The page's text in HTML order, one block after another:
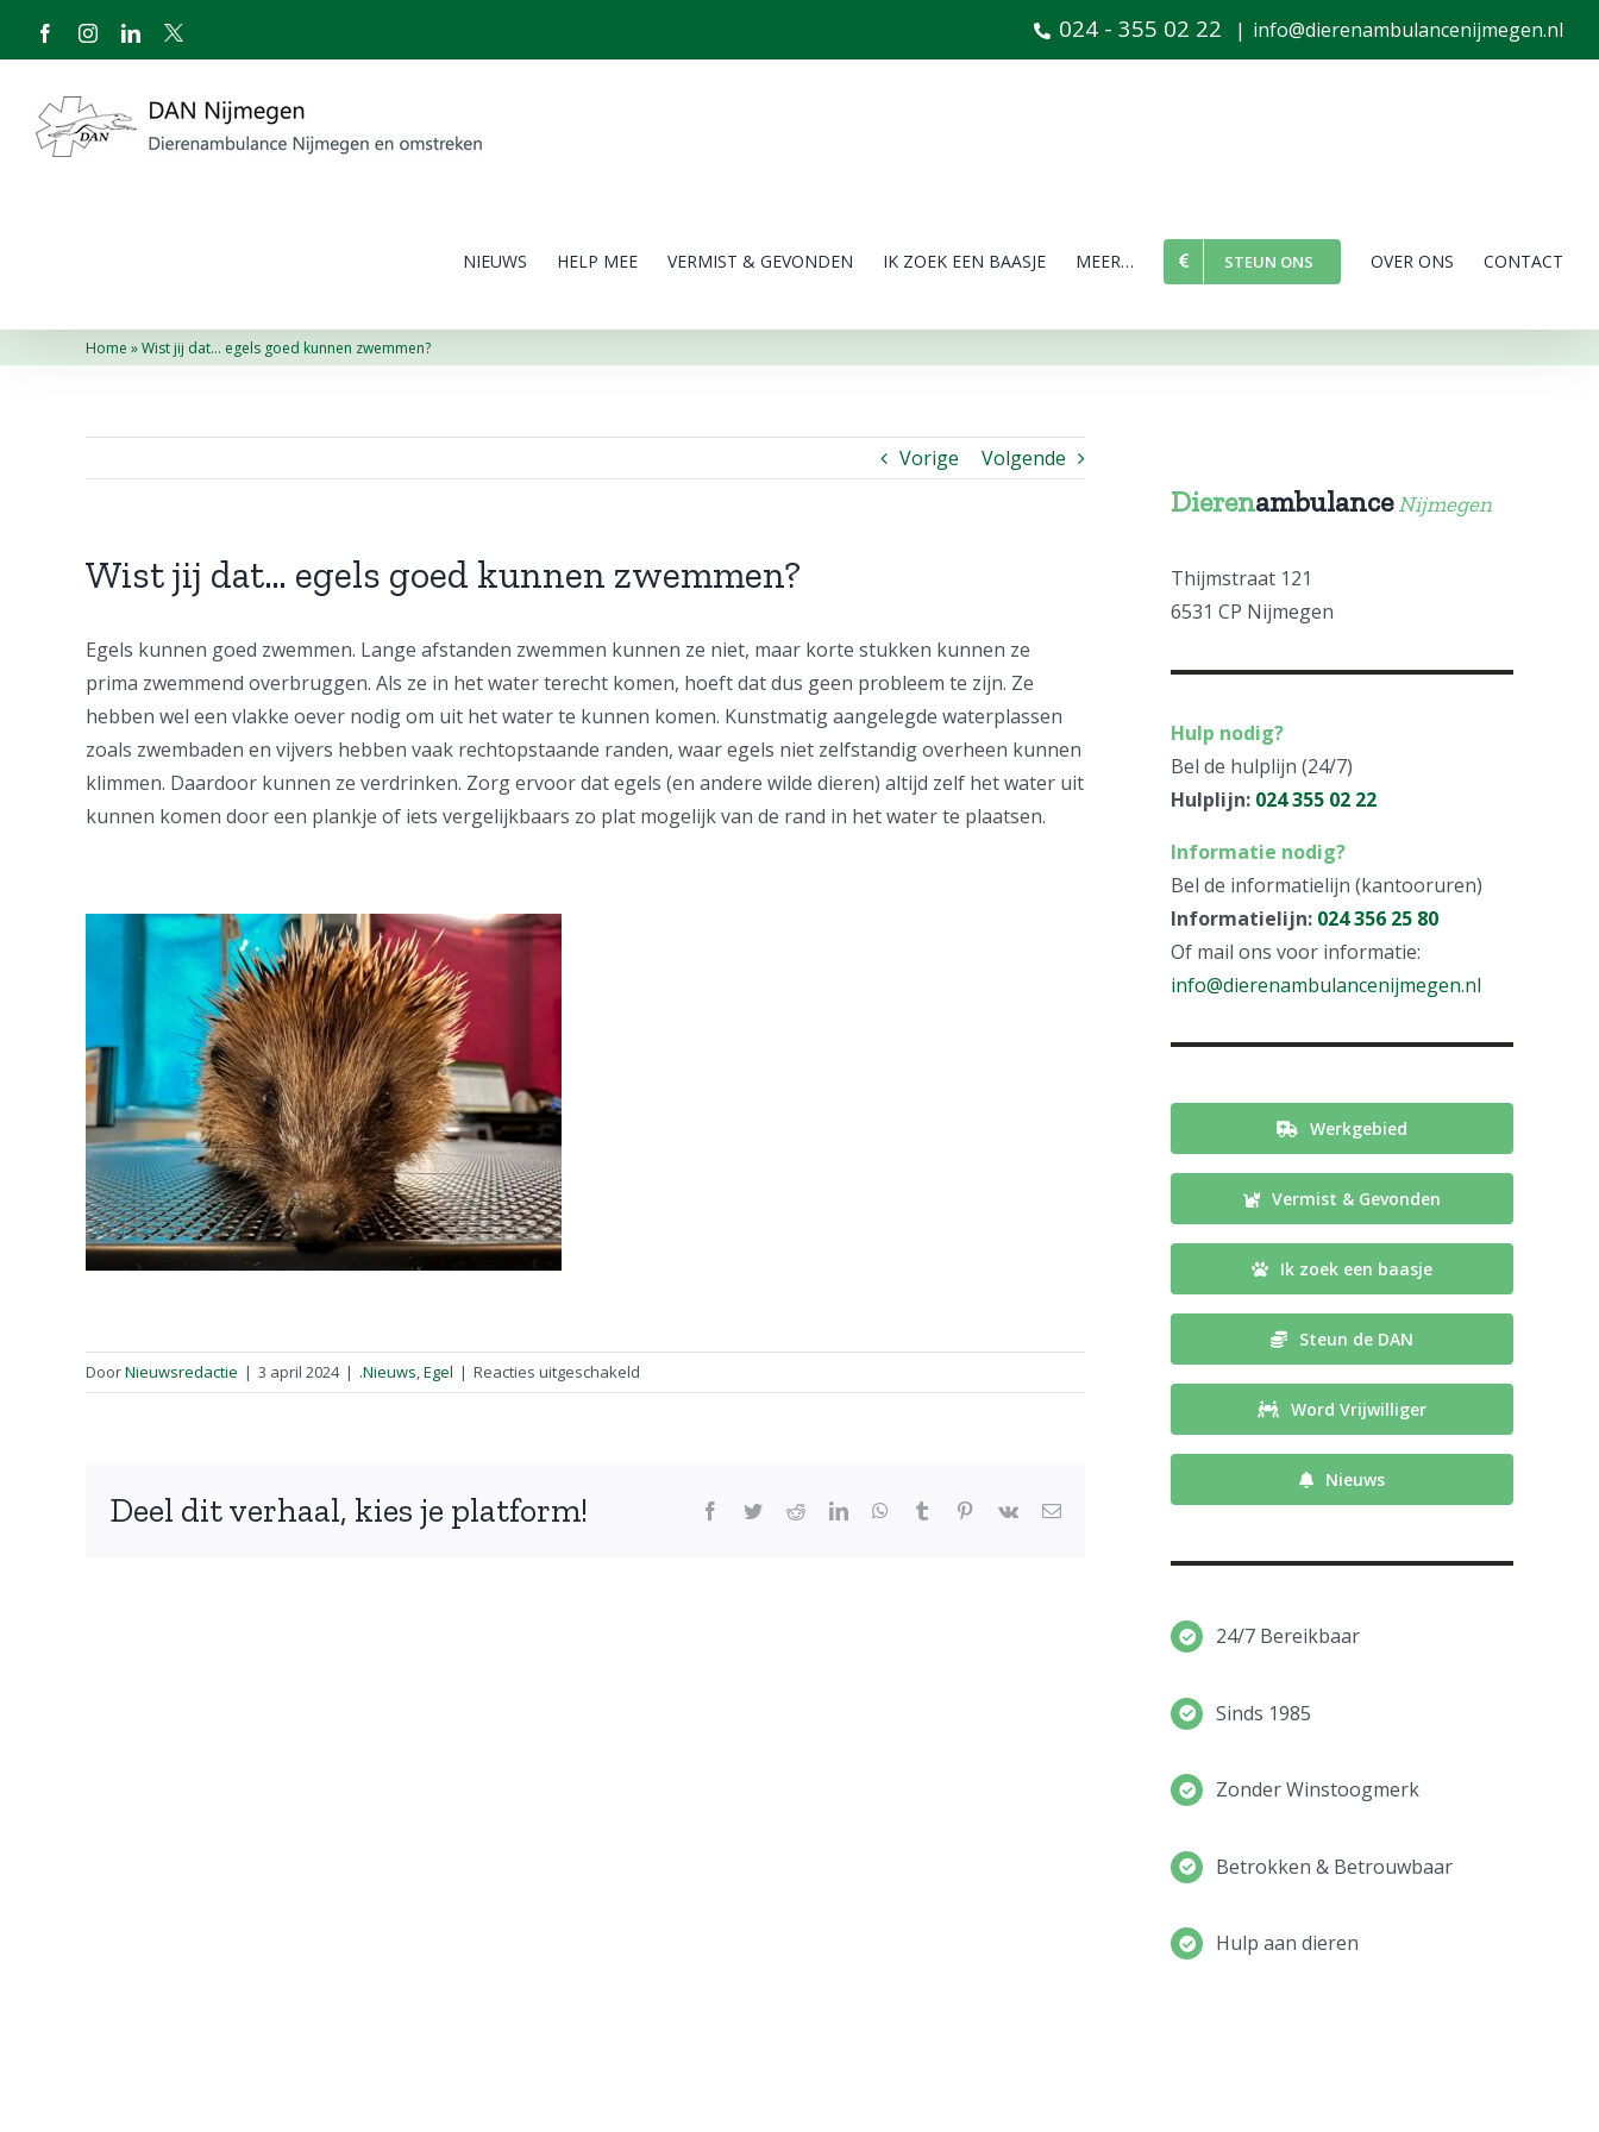
FacebookInstagramLinkedIn
X 024 - 355 02 22 | info@dierenambulancenijmegen.nl
NIEUWS HELP MEE VERMIST & GEVONDEN IK ZOEK EEN BAASJE MEER… STEUN ONS OVER ONS CONTACT
Home »Wist jij dat… egels goed kunnen zwemmen?
Vorige Volgende
Wist jij dat… egels goed kunnen zwemmen?
Egels kunnen goed zwemmen. Lange afstanden zwemmen kunnen ze niet, maar korte stukken kunnen ze
prima zwemmend overbruggen. Als ze in het water terecht komen, hoeft dat dus geen probleem te zijn. Ze
hebben wel een vlakke oever nodig om uit het water te kunnen komen. Kunstmatig aangelegde waterplassen
zoals zwembaden en vijvers hebben vaak rechtopstaande randen, waar egels niet zelfstandig overheen kunnen
klimmen. Daardoor kunnen ze verdrinken. Zorg ervoor dat egels (en andere wilde dieren) altijd zelf het water uit
kunnen komen door een plankje of iets vergelijkbaars zo plat mogelijk van de rand in het water te plaatsen.
DoorNieuwsredactie | 3 april 2024 | .Nieuws,Egel | Reacties uitgeschakeld
Wist
Deel dit verhaal, kies je platform! Facebook
TwitterRedditLinkedInWhatsApp
Tumblr Pinterest
Vk
E-
Dierenambulance Nijmegen
Thijmstraat 121
6531 CP Nijmegen
Hulp nodig?
Bel de hulplijn (24/7)
Hulplijn: 024 355 02 22
Informatie nodig?
Bel de informatielijn (kantooruren)
Informatielijn: 024 356 25 80
Of mail ons voor informatie:
info@dierenambulancenijmegen.nl
Werkgebied
Vermist & Gevonden
Ik zoek een baasje
Steun de DAN
Word Vrijwilliger
Nieuws
24/7 Bereikbaar
Sinds 1985
Zonder Winstoogmerk
Betrokken & Betrouwbaar
Hulp aan dieren